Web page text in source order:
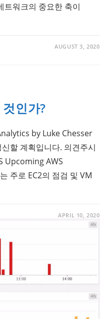
트워크의 중요한 축이
AUGUST 3, 2020
인가?
by Luke Chesser
할 계획입니다. 의견주시
Upcoming AWS
주로 EC2의 점검 및 VM
APRIL 10, 2020